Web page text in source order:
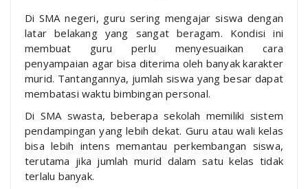
Di SMA negeri, guru sering mengajar siswa dengan
latar belakang yang sangat beragam. Kondisi ini
membuat guru perlu menyesuaikan cara
penyampaian agar bisa diterima oleh banyak karakter
murid. Tantangannya, jumlah siswa yang besar dapat
membatasi waktu bimbingan personal.
Di SMA swasta, beberapa sekolah memiliki sistem
pendampingan yang lebih dekat. Guru atau wali kelas
bisa lebih intens memantau perkembangan siswa,
terutama jika jumlah murid dalam satu kelas tidak
terlalu banyak.